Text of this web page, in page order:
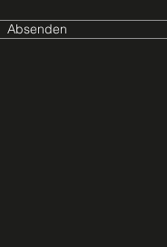
Absenden